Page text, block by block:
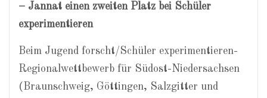
– Jannat einen zweiten Platz bei Schüler
experimentieren
Beim Jugend forscht/Schüler experimentieren-
Regionalwettbewerb für Südost-Niedersachsen
(Braunschweig, Göttingen, Salzgitter und